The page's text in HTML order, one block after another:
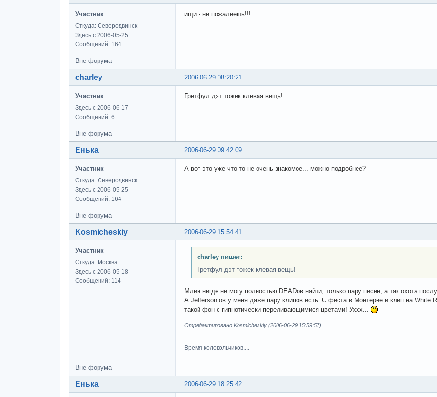
Участник
Откуда: Северодвинск
Здесь с 2006-05-25
Сообщений: 164
ищи - не пожалеешь!!!
Вне форума
2006-06-29 08:20:21
charley
Участник
Здесь с 2006-06-17
Сообщений: 6
Гретфул дэт тожек клевая вещь!
Вне форума
2006-06-29 09:42:09
Енька
Участник
Откуда: Северодвинск
Здесь с 2006-05-25
Сообщений: 164
А вот это уже что-то не очень знакомое... можно подробнее?
Вне форума
2006-06-29 15:54:41
Kosmicheskiy
Участник
Откуда: Москва
Здесь с 2006-05-18
Сообщений: 114
charley пишет:
Гретфул дэт тожек клевая вещь!
Млин нигде не могу полностью DEADов найти, только пару песен, а так охота
А Jefferson ов у меня даже пару клипов есть. С феста в Монтерее и клип на White
такой фон с гипнотически переливающимися цветами! Уххх...
Отредактировано Kosmicheskiy (2006-06-29 15:59:57)
Время колокольчиков....
Вне форума
2006-06-29 18:25:42
Енька